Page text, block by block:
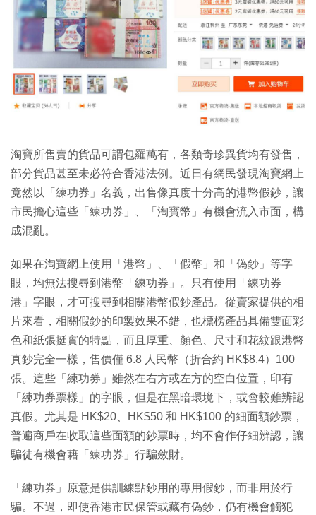
淘寶所售賣的貨品可謂包羅萬有，各類奇珍異貨均有發售，
部分貨品甚至未必符合香港法例。近日有網民發現淘寶網上
竟然以「練功券」名義，出售像真度十分高的港幣假鈔，讓
市民擔心這些「練功券」、「淘寶幣」有機會流入市面，構
成混亂。
如果在淘寶網上使用「港幣」、「假幣」和「偽鈔」等字
眼，均無法搜尋到港幣「練功券」。只有使用「練功券
港」字眼，才可搜尋到相關港幣假鈔產品。從賣家提供的相
片來看，相關假鈔的印製效果不錯，也標榜產品具備雙面彩
色和紙張挺實的特點，而且厚重、顏色、尺寸和花紋跟港幣
真鈔完全一樣，售價僅 6.8 人民幣（折合約 HK$8.4）100
張。這些「練功券」雖然在右方或左方的空白位置，印有
「練功券票樣」的字眼，但是在黑暗環境下，或會較難辨認
真假。尤其是 HK$20、HK$50 和 HK$100 的細面額鈔票，
普遍商戶在收取這些面額的鈔票時，均不會作仔細辨認，讓
騙徒有機會藉「練功券」行騙斂財。
「練功券」原意是供訓練點鈔用的專用假鈔，而非用於行
騙。不過，即使香港市民保管或藏有偽鈔，仍有機會觸犯